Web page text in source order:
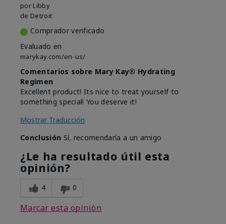
por Libby
de Detroit
Comprador verificado
Evaluado en
marykay.com/en-us/
Comentarios sobre Mary Kay® Hydrating
Regimen
Excellent product! Its nice to treat yourself to
something special! You deserve it!
Mostrar Traducción
Conclusión Sí, recomendaría a un amigo
¿Le ha resultado útil esta
opinión?
4 0
Marcar esta opinión